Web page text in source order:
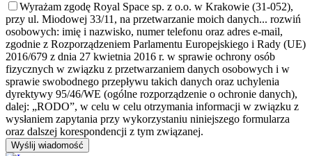
Wyrażam zgodę Royal Space sp. z o.o. w Krakowie (31-052),
przy ul. Miodowej 33/11, na przetwarzanie moich danych... rozwiń
osobowych: imię i nazwisko, numer telefonu oraz adres e-mail,
zgodnie z Rozporządzeniem Parlamentu Europejskiego i Rady (UE)
2016/679 z dnia 27 kwietnia 2016 r. w sprawie ochrony osób
fizycznych w związku z przetwarzaniem danych osobowych i w
sprawie swobodnego przepływu takich danych oraz uchylenia
dyrektywy 95/46/WE (ogólne rozporządzenie o ochronie danych),
dalej: „RODO”, w celu w celu otrzymania informacji w związku z
wysłaniem zapytania przy wykorzystaniu niniejszego formularza
oraz dalszej korespondencji z tym związanej.